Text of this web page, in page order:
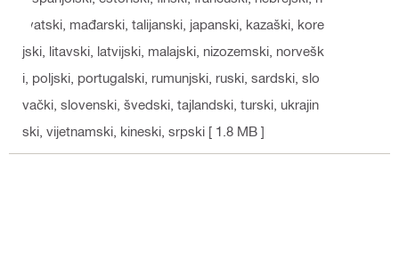
rvatski, mađarski, talijanski, japanski, kazaški, kore
jski, litavski, latvijski, malajski, nizozemski, norvešk
i, poljski, portugalski, rumunjski, ruski, sardski, slo
vački, slovenski, švedski, tajlandski, turski, ukrajin
ski, vijetnamski, kineski, srpski [ 1.8 MB ]